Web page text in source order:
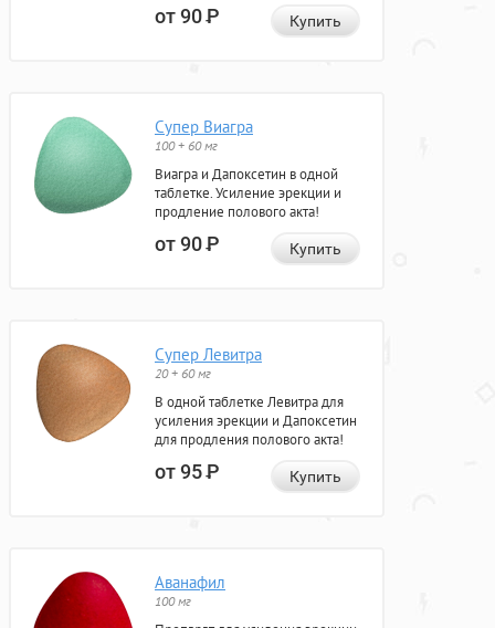
от 90Р Купить
Супер Виагра
100 + 60 мг
Виагра и Дапоксетин в одной
таблетке. Усиление эрекции и
продление полового акта!
от 90Р Купить
Супер Левитра
20 + 60 мг
В одной таблетке Левитра для
усиления эрекции и Дапоксетин
для продления полового акта!
от 95Р Купить
Аванафил
100 мг